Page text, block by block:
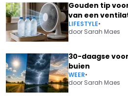
Gouden tip
van een
LIFESTYLE•
door Sarah Maes
30-daagse
buien
WEER•
door Sarah Maes